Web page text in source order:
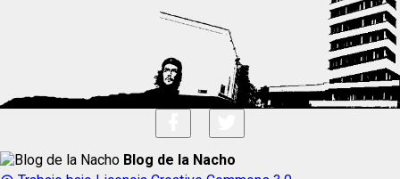
Blog de la Nacho